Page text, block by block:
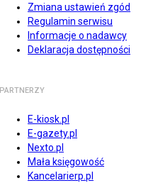
Zmiana ustawień zgód
Regulamin serwisu
Informacje o nadawcy
Deklaracja dostępności
PARTNERZY
E-kiosk.pl
E-gazety.pl
Nexto.pl
Mała księgowość
Kancelarierp.pl